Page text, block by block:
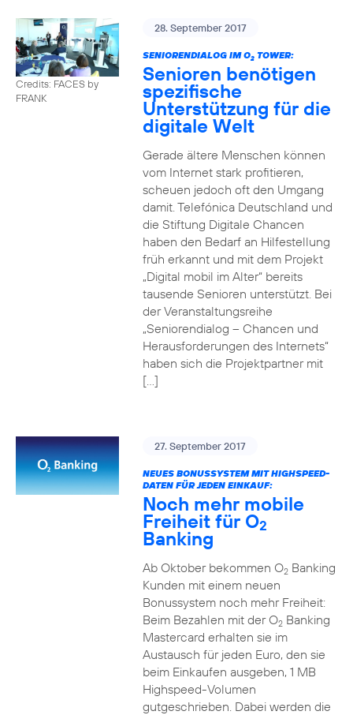
Credits: FACES by
FRANK
28. September 2017
SENIORENDIALOG IM O2TOWER:
Senioren benötigen
spezifische
Unterstützung für die
digitale Welt
Gerade ältere Menschen können
vom Internet stark profitieren,
scheuen jedoch oft den Umgang
damit. Telefónica Deutschland und
die Stiftung Digitale Chancen
haben den Bedarf an Hilfestellung
früh erkannt und mit dem Projekt
„Digital mobil im Alter“ bereits
tausende Senioren unterstützt. Bei
der Veranstaltungsreihe
„Seniorendialog – Chancen und
Herausforderungen des Internets“
haben sich die Projektpartner mit
[…]
27. September 2017
NEUES BONUSSYSTEM MIT HIGHSPEED-
DATEN FÜR JEDEN EINKAUF:
Noch mehr mobile
Freiheit für O2
Banking
Ab Oktober bekommen O2Banking
Kunden mit einem neuen
Bonussystem noch mehr Freiheit:
Beim Bezahlen mit der O2Banking
Mastercard erhalten sie im
Austausch für jeden Euro, den sie
beim Einkaufen ausgeben, 1 MB
Highspeed-Volumen
gutgeschrieben. Dabei werden die